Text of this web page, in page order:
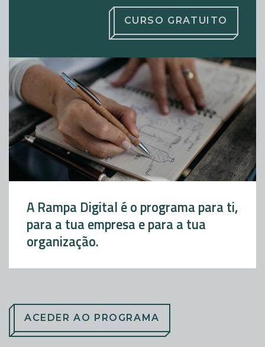
CURSO GRATUITO
A Rampa Digital é o programa para ti,
para a tua empresa e para a tua
organização.
ACEDER AO PROGRAMA